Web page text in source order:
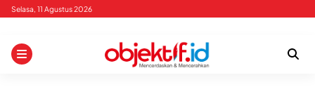
Skip
content
Selasa, 11 Agustus 2026